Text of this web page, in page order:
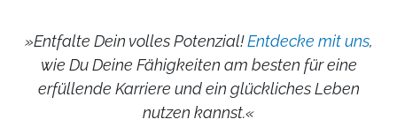
»Entfalte Dein volles Potenzial!Entdecke mit uns,
wie Du Deine Fähigkeiten am besten für eine
erfüllende Karriere und ein glückliches Leben
nutzen kannst.«